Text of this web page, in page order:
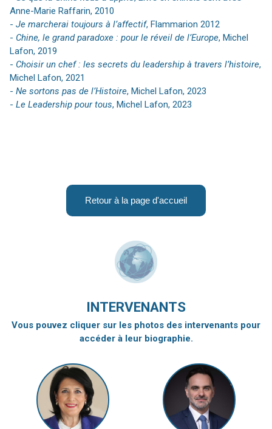
Anne-Marie Raffarin, 2010
- Je marcherai toujours à l’affectif, Flammarion 2012
- Chine, le grand paradoxe : pour le réveil de l’Europe, Michel
Lafon, 2019
- Choisir un chef : les secrets du leadership à travers l’histoire,
Michel Lafon, 2021
- Ne sortons pas de l’Histoire, Michel Lafon, 2023
- Le Leadership pour tous, Michel Lafon, 2023
Retour à la page d'accueil
INTERVENANTS
Vous pouvez cliquer sur les photos des intervenants pour
accéder à leur biographie.